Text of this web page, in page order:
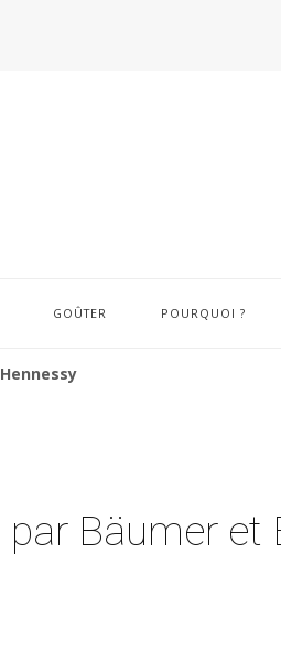
GOÛTER POURQUOI ?
par Bäumer